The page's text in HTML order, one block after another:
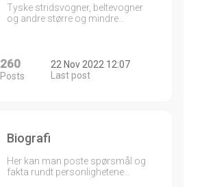
Tyske stridsvogner, beltevogner
og andre større og mindre…
260
Posts
22 Nov 2022 12:07
Last post
Biografi
Her kan man poste spørsmål og
fakta rundt personlighetene…